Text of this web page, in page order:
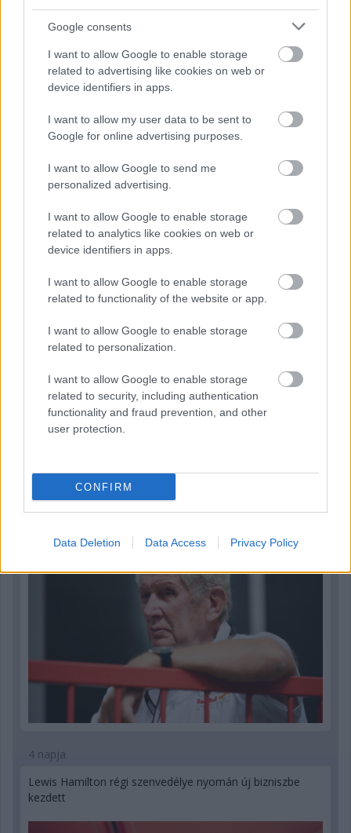
Google consents
I want to allow Google to enable storage
related to advertising like cookies on web or
device identifiers in apps.
I want to allow my user data to be sent to
Google for online advertising purposes.
I want to allow Google to send me
personalized advertising.
I want to allow Google to enable storage
related to analytics like cookies on web or
device identifiers in apps.
I want to allow Google to enable storage
related to functionality of the website or app.
I want to allow Google to enable storage
related to personalization.
I want to allow Google to enable storage
related to security, including authentication
functionality and fraud prevention, and other
user protection.
CONFIRM
Data Deletion Data Access Privacy Policy
3 napja
Marko szerint a szurkolók nem tudják, mi történik
valójában
4 napja
Lewis Hamilton régi szenvedélye nyomán új bizniszbe
kezdett